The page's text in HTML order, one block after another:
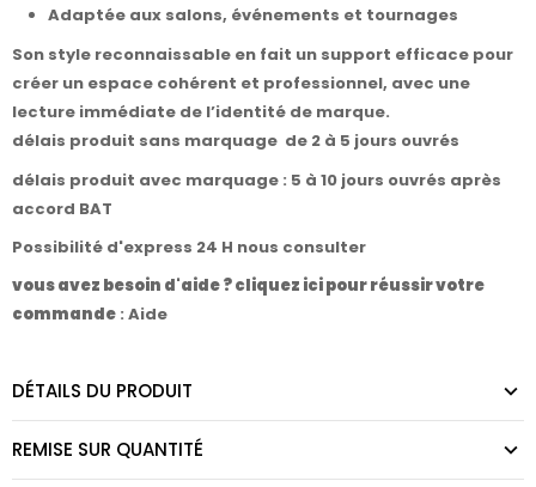
Adaptée aux salons, événements et tournages
Son style reconnaissable en fait un support efficace pour
créer un espace cohérent et professionnel, avec une
lecture immédiate de l’identité de marque.
délais produit sans marquage de 2 à 5 jours ouvrés
délais produit avec marquage : 5 à 10 jours ouvrés après
accord BAT
Possibilité d'express 24 H nous consulter
vous avez besoin d'aide ? cliquez ici pour réussir votre
commande : Aide
DÉTAILS DU PRODUIT
REMISE SUR QUANTITÉ